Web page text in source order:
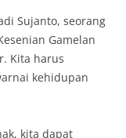
Sujanto, seorang
Gamelan
Kita harus
kehidupan
kita dapat